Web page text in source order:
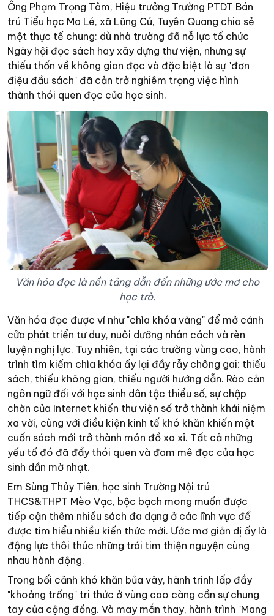
Ông Phạm Trọng Tâm, Hiệu trưởng Trường PTDT Bán
trú Tiểu học Ma Lé, xã Lũng Cú, Tuyên Quang chia sẻ
một thực tế chung: dù nhà trường đã nỗ lực tổ chức
Ngày hội đọc sách hay xây dựng thư viện, nhưng sự
thiếu thốn về không gian đọc và đặc biệt là sự "đơn
điệu đầu sách" đã cản trở nghiêm trọng việc hình
thành thói quen đọc của học sinh.
Văn hóa đọc là nền tảng dẫn đến những ước mơ cho
học trò.
Văn hóa đọc được ví như "chìa khóa vàng" để mở cánh
cửa phát triển tư duy, nuôi dưỡng nhân cách và rèn
luyện nghị lực. Tuy nhiên, tại các trường vùng cao, hành
trình tìm kiếm chìa khóa ấy lại đầy rẫy chông gai: thiếu
sách, thiếu không gian, thiếu người hướng dẫn. Rào cản
ngôn ngữ đối với học sinh dân tộc thiểu số, sự chập
chờn của Internet khiến thư viện số trở thành khái niệm
xa vời, cùng với điều kiện kinh tế khó khăn khiến một
cuốn sách mới trở thành món đồ xa xỉ. Tất cả những
yếu tố đó đã đẩy thói quen và đam mê đọc của học
sinh dần mờ nhạt.
Em Sùng Thủy Tiên, học sinh Trường Nội trú
THCS&THPT Mèo Vạc, bộc bạch mong muốn được
tiếp cận thêm nhiều sách đa dạng ở các lĩnh vực để
được tìm hiểu nhiều kiến thức mới. Ước mơ giản dị ấy là
động lực thôi thúc những trái tim thiện nguyện cùng
nhau hành động.
Trong bối cảnh khó khăn bủa vây, hành trình lấp đầy
"khoảng trống" tri thức ở vùng cao càng cần sự chung
tay của cộng đồng. Và may mắn thay, hành trình "Mang